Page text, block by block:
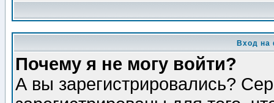
Вход на
Почему я не могу войти?
А вы зарегистрировались?